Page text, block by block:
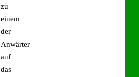
zu
einem
der
Anwärter
auf
das